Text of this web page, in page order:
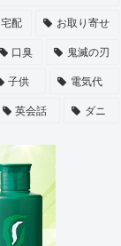
宅配 お取り寄せ
口臭 鬼滅の刃
子供 電気代
英会話 ダニ